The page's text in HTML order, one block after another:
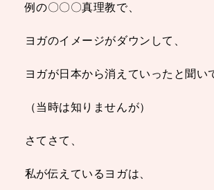
例の〇〇〇真理教で、
ヨガのイメージがダウンして、
ヨガが日本から消えていったと聞い
（当時は知りませんが）
さてさて、
私が伝えているヨガは、